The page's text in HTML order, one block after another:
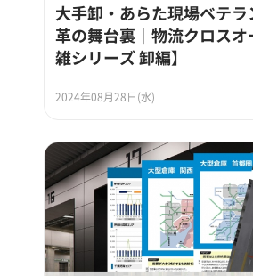
大手卸・あらた現場ベテ
革の舞台裏｜物流クロスオ
雑シリーズ 卸編】
2024年08月28日(水)